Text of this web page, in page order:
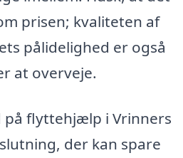
prisen; kvaliteten af
pålidelighed er også
at overveje.
flyttehjælp i Vrinners
der kan spare